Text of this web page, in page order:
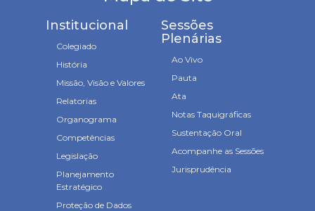
Institucional
Colegiado
História
Missão, Visão e Valores
Relatorias
Organograma
Competências
Legislação
Planejamento
Estratégico
Proteção de Dados
Sessões
Plenárias
Ao Vivo
Pauta
Ata
Notas Taquigráficas
Sustentação Oral
Acompanhe as Sessões
Jurisprudência